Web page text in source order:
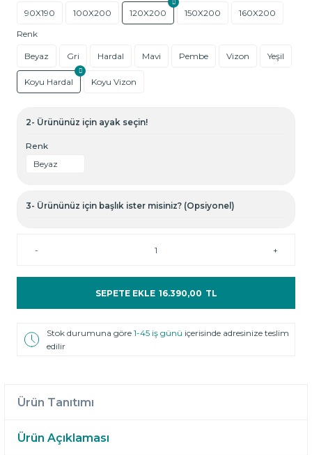
90X190 100X200 120X200 150X200
160X200
Renk
Beyaz Gri Hardal Mavi Pembe Vizon Yeşil
Koyu Hardal Koyu Vizon
2- Ürününüz için ayak seçin!
Renk
Beyaz
3- Ürününüz için başlık ister misiniz? (Opsiyonel)
- +
SEPETE EKLE 16.390,00 TL
Stok durumuna göre1-45 iş günü içerisinde adresinize teslim
edilir
Ürün Tanıtımı
Ürün Açıklaması